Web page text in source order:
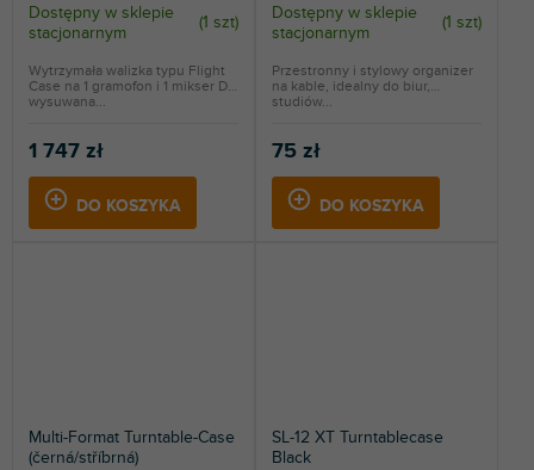
Dostępny w sklepie
stacjonarnym
(1 szt)
1 747 zł
DO KOSZYKA
Wytrzymała walizka typu Flight
Case na 1 gramofon i 1 mikser DJ,
wysuwana...
Dostępny w sklepie
stacjonarnym
(1 szt)
75 zł
DO KOSZYKA
Przestronny i stylowy organizer
na kable, idealny do biur,
studiów...
Multi-Format Turntable-Case
(černá/stříbrná)
SL-12 XT Turntablecase
Black